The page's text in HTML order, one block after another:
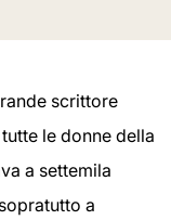
scrittore
le donne della
a settemila
a